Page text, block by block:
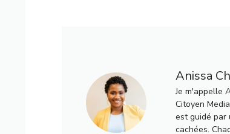
Anissa
Je m'appelle
Citoyen
est guidé par
cachées.